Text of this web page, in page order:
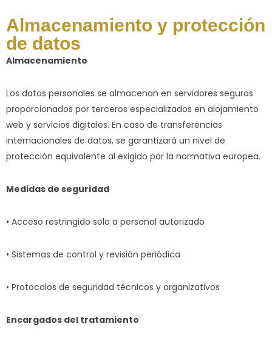
Almacenamiento y protección
de datos
Almacenamiento
Los datos personales se almacenan en servidores seguros
proporcionados por terceros especializados en alojamiento
web y servicios digitales. En caso de transferencias
internacionales de datos, se garantizará un nivel de
protección equivalente al exigido por la normativa europea.
Medidas de seguridad
• Acceso restringido solo a personal autorizado
• Sistemas de control y revisión periódica
• Protocolos de seguridad técnicos y organizativos
Encargados del tratamiento